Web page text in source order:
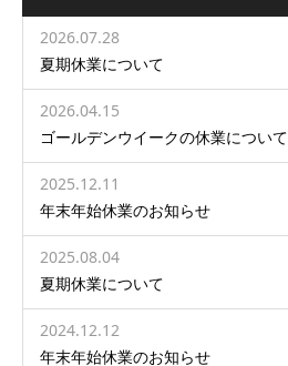
2026.07.28
夏期休業について
2026.04.15
ゴールデンウイークの休業について
2025.12.11
年末年始休業のお知らせ
2025.08.04
夏期休業について
2024.12.12
年末年始休業のお知らせ